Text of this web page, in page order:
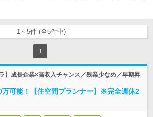
1～5件 (全5件中)
1
】成長企業×高収入チャンス／残業少なめ／早期昇
万可能！【住空間プランナー】※完全週休2